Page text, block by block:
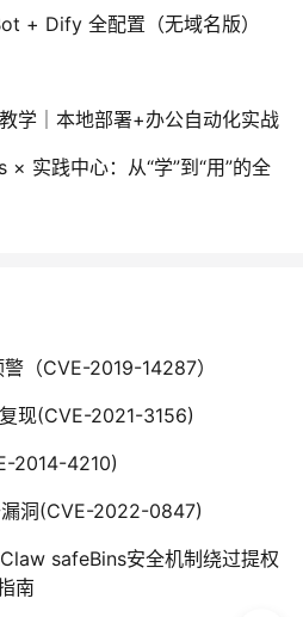
+ Dify 全配置（无域名版）
学｜本地部署+办公自动化实战
实践中心：从“学”到“用”的全
（CVE-2019-14287）
现(CVE-2021-3156)
2014-4210)
洞(CVE-2022-0847)
safeBins安全机制绕过提权
南